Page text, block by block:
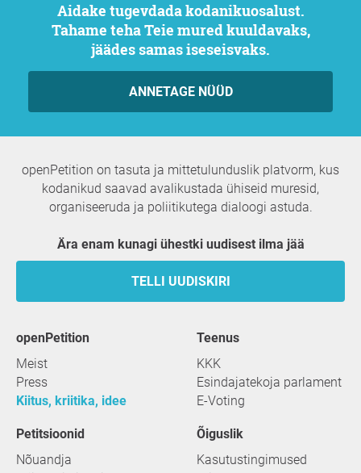
Aidake tugevdada kodanikuosalust.
Tahame teha Teie mured kuuldavaks,
jäädes samas iseseisvaks.
ANNETAGE NÜÜD
openPetition on tasuta ja mittetulunduslik platvorm, kus
kodanikud saavad avalikustada ühiseid muresid,
organiseeruda ja poliitikutega dialoogi astuda.
Ära enam kunagi ühestki uudisest ilma jää
TELLI UUDISKIRI
openPetition
Meist
Press
Kiitus, kriitika, idee
teenus
KKK
Esindajatekoja parlament
E-Voting
Petitsioonid
Nõuandja
Õiguslik
Kasutustingimused